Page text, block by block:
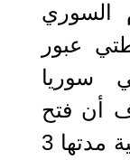
السوري
عبور
سوريا
أن فتح
المعبرين سيكون لفترة أولية مدتها 3